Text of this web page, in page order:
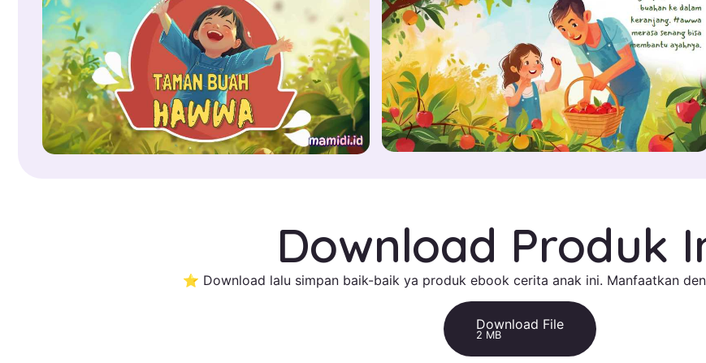
Download Produk
⭐ Download lalu simpan baik-baik ya produk ebook cerita anak ini. Manfaatkan
Download File
2 MB